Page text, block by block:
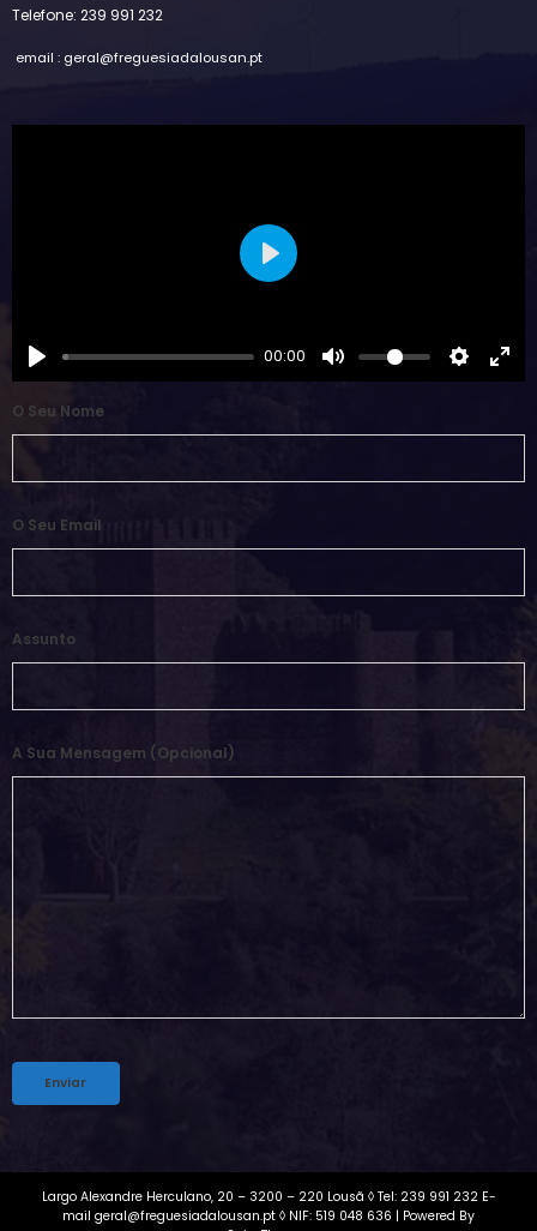
Telefone: 239 991 232
email : geral@freguesiadalousan.pt
00:00
Play
O Seu Nome
O Seu Email
Assunto
A Sua Mensagem (opcional)
Largo Alexandre Herculano, 20 – 3200 – 220 Lousã ◊ Tel: 239 991 232 E-
mail geral@freguesiadalousan.pt ◊ NIF: 519 048 636 | Powered By